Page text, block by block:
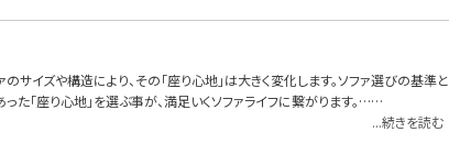
のサイズや構造により、その「座り心地」は大きく変化します。ソファ選びの基準と
た「座り心地」を選ぶ事が、満足いくソファライフに繋がります。……
...続きを読む